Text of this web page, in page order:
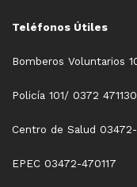
Teléfonos Útiles
Bomberos Voluntarios
Policía 101/ 0372 471130
Centro de Salud
EPEC 03472-470117